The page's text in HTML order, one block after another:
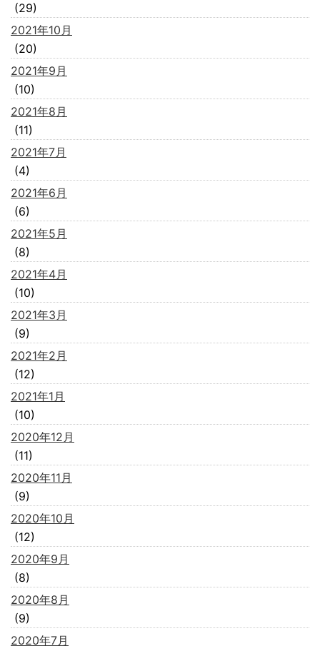
(29)
2021年10月
(20)
2021年9月
(10)
2021年8月
(11)
2021年7月
(4)
2021年6月
(6)
2021年5月
(8)
2021年4月
(10)
2021年3月
(9)
2021年2月
(12)
2021年1月
(10)
2020年12月
(11)
2020年11月
(9)
2020年10月
(12)
2020年9月
(8)
2020年8月
(9)
2020年7月